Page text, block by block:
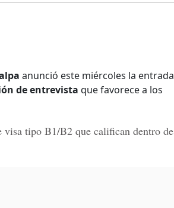
anunció este miércoles la entrada
de entrevista que favorece a los
visa tipo B1/B2 que califican dentro de